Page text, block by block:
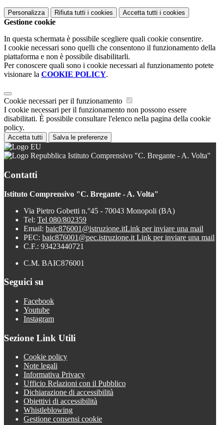
Personalizza Rifiuta tutti i cookies Accetta tutti i cookies
Gestione cookie
In questa schermata è possibile scegliere quali cookie consentire.
I cookie necessari sono quelli che consentono il funzionamento della
piattaforma e non è possibile disabilitarli.
Per conoscere quali sono i cookie necessari al funzionamento potete
visionare la COOKIE POLICY.
Cookie necessari per il funzionamento
I cookie necessari per il funzionamento non possono essere
disabilitati. È possibile consultare l'elenco nella pagina della cookie
policy.
Accetta tutti Salva le preferenze
Istituto Comprensivo "C. Bregante - A. Volta"
Contatti
Istituto Comprensivo "C. Bregante - A. Volta"
Via Pietro Gobetti n.°45 - 70043 Monopoli (BA)
Tel: Tel 080/802359
Email: baic876001@istruzione.itLink per inviare una mail
PEC: baic876001@pec.istruzione.it Link per inviare una mail
C.F.: 93423440721
C.M. BAIC876001
Seguici su
Facebook
Youtube
Instagram
Sezione Link Utili
Cookie policy
Note legali
Informativa Privacy
Ufficio Relazioni con il Pubblico
Dichiarazione di accessibilità
Obiettivi di accessibilità
Whistleblowing
Gestione consensi cookie